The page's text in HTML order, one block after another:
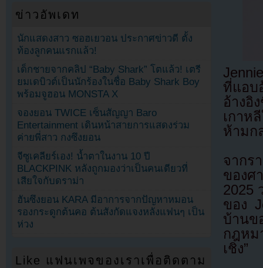
ที่แอบ
อ้าง
เกาห
ห้ามก
จากร
ของ
2025
ของ
บ้าน
กฎหม
เชิง”
ข่าวอัพเดท
นักแสดงสาว ซอฮเยวอน ประกาศข่าวดี ตั้ง
ท้องลูกคนแรกแล้ว!
เด็กชายจากคลิป “Baby Shark” โตแล้ว! เตรี
ยมเดบิวต์เป็นนักร้องในชื่อ Baby Shark Boy
พร้อมจูฮอน MONSTA X
จองยอน TWICE เซ็นสัญญา Baro
Entertainment เดินหน้าสายการแสดงร่วม
ค่ายพี่สาว กงซึงยอน
จีซูเคลียร์เอง! น้ำตาในงาน 10 ปี
BLACKPINK หลังถูกมองว่าเป็นคนเดียวที่
เสียใจกับดราม่า
ฮันซึงยอน KARA มีอาการจากปัญหาหมอน
รองกระดูกต้นคอ ต้นสังกัดแจงหลังแฟนๆ เป็น
ห่วง
Like แฟนเพจของเราเพื่อติดตาม